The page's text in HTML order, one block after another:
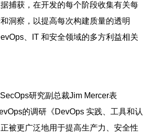
捕获，在开发的每个阶段收集有关每
洞察，以提高每次构建质量的透明
、IT 和安全领域的多方利益相关
研究副总裁Jim Mercer表
的调研《DevOps 实践、工具和认
被更广泛地用于提高生产力、安全性